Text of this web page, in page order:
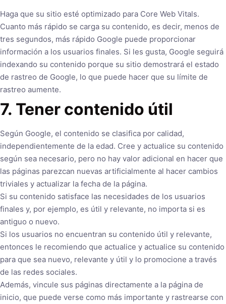
Haga que su sitio esté optimizado para Core Web Vitals.
Cuanto más rápido se carga su contenido, es decir, menos de
tres segundos, más rápido Google puede proporcionar
información a los usuarios finales. Si les gusta, Google seguirá
indexando su contenido porque su sitio demostrará el estado
de rastreo de Google, lo que puede hacer que su límite de
rastreo aumente.
7. Tener contenido útil
Según Google, el contenido se clasifica por calidad,
independientemente de la edad. Cree y actualice su contenido
según sea necesario, pero no hay valor adicional en hacer que
las páginas parezcan nuevas artificialmente al hacer cambios
triviales y actualizar la fecha de la página.
Si su contenido satisface las necesidades de los usuarios
finales y, por ejemplo, es útil y relevante, no importa si es
antiguo o nuevo.
Si los usuarios no encuentran su contenido útil y relevante,
entonces le recomiendo que actualice y actualice su contenido
para que sea nuevo, relevante y útil y lo promocione a través
de las redes sociales.
Además, vincule sus páginas directamente a la página de
inicio, que puede verse como más importante y rastrearse con